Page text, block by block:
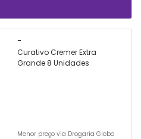
-
Curativo Cremer Extra
Grande 8 Unidades
Menor preço via Drogaria Globo